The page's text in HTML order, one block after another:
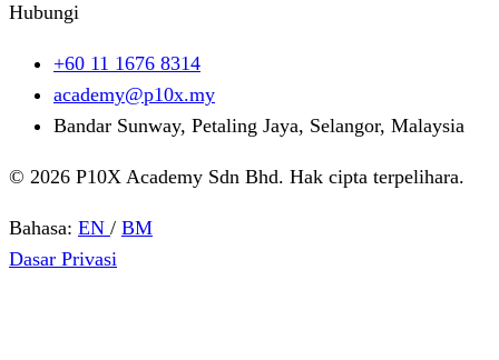
Hubungi
+60 11 1676 8314
academy@p10x.my
Bandar Sunway, Petaling Jaya, Selangor, Malaysia
© 2026 P10X Academy Sdn Bhd. Hak cipta terpelihara.
Bahasa: EN / BM
Dasar Privasi